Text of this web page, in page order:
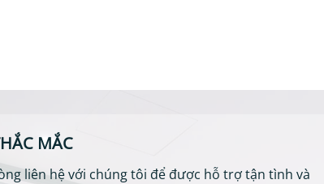
MẮC
liên hệ với chúng tôi để được hỗ trợ tận tình và